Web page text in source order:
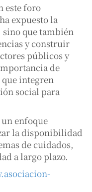
este foro
expuesto la
sino que también
y construir
públicos y
de
integren
social para
enfoque
la disponibilidad
de cuidados,
a largo plazo.